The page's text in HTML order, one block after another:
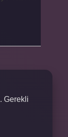
Gerekli